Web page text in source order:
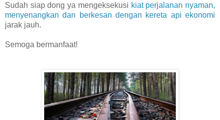
Sudah siap dong ya mengeksekusi kiat perjalanan nyaman,
menyenangkan dan berkesan dengan kereta api ekonomi
jarak jauh.
Semoga bermanfaat!